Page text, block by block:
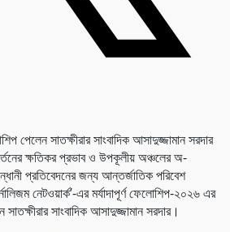
ক্ষতিকর প্রভাব ও উপকূলীয় অঞ্চলের অ-
প্রতিবেদনের জন্য আন্তর্জাতিক পরিবেশ
নেটওয়ার্ক’-এর মর্যাদাপূর্ণ ফেলোশিপ-২০২৬ এর
সাংবাদিক আসাদুজ্জামান সরদার।